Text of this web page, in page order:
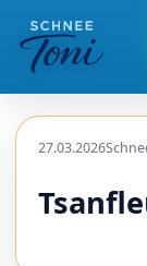
27.03.2026